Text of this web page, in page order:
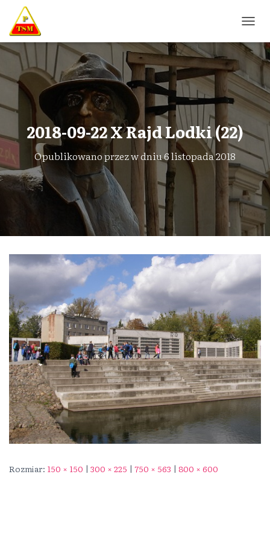
R
Z
Ą
C
Z
A
I
G
C
J
2018-09-22 X Rajd Lodki (22)
Opublikowano przezw dniu6 listopada 2018
Rozmiar: 150 × 150 | 300 × 225 | 750 × 563 | 800 × 600